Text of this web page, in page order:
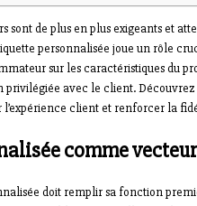
sont de plus en plus exigeants et
personnalisée joue un rôle
sur les caractéristiques du
avec le client.
client et renforcer la
comme
doit remplir sa fonction